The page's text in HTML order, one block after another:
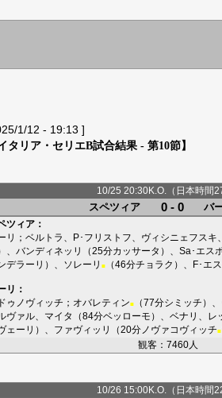
1/12 - 19:13 ]
イタリア・セリエB試合結果 - 第10節】
10/25 20:30K.O.（日本時間
スペツィア 0 - 0 バ
ツィア ：
リ ； ベルトラ P･フリストフ ヴィシニェフスキ
、 バンディネッリ （25分カッサータ ）、 Sa･エス
デラーリ ）、 ソレーリ ■ （46分チョラク ）、 F･エ
リ ：
ゥノヴィッチ ； オバレティン■ （77分シミッチ ）、
ヴァル
マイタ （84分ベッローモ ）、 ベナリ レ
ェーリ ）、 ファヴィッリ （20分 ノヴァコヴィッチ■
観客：7460人
10/26 15:00K.O.（日本時間